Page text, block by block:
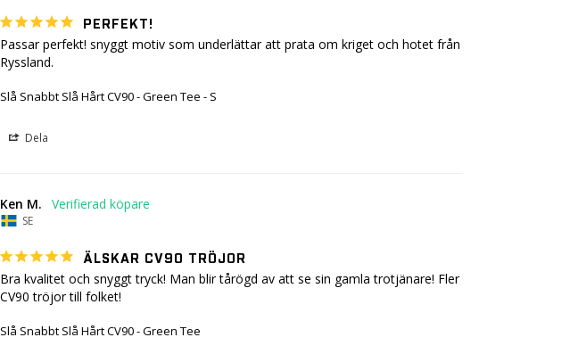
PERFEKT!
Passar perfekt! snyggt motiv som underlättar att prata om kriget och hotet från
Ryssland.
Slå Snabbt Slå Hårt CV90 - Green Tee - S
Dela
Ken M.
SE
ÄLSKAR CV90 TRÖJOR
Bra kvalitet och snyggt tryck! Man blir tårögd av att se sin gamla trotjänare! Fler
Slå Snabbt Slå Hårt CV90 - Green Tee